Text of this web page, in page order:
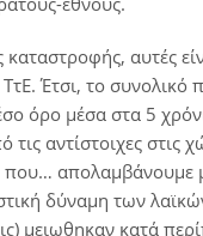
αυτές
Έτσι, το
όρο μέσα στα 5
αντίστοιχες
απολαμβάνουμε
δύναμη των
μειωθηκαν κατά